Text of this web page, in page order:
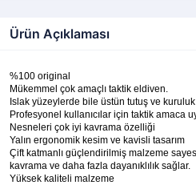
Ürün Açıklaması
%100 original
Mükemmel çok amaçlı taktik eldiven.
Islak yüzeylerde bile üstün tutuş ve
Profesyonel kullanıcılar için taktik amaca
Nesneleri çok iyi kavrama özelliği
Yalın ergonomik kesim ve kavisli tasarım
Çift katmanlı güçlendirilmiş malzeme
kavrama ve daha fazla dayanıklılık sağlar.
Yüksek kaliteli malzeme